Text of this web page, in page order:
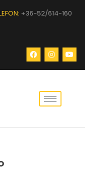
+36-52/614-160